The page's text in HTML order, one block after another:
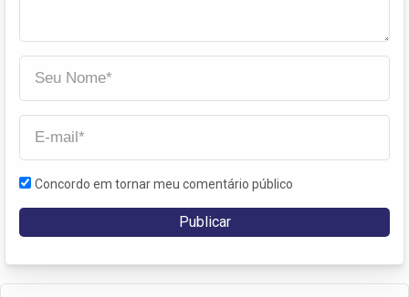
Concordo em tornar meu comentário público